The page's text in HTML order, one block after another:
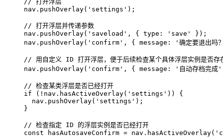
nav . pushOverlay( ' settings ' );
// 打开浮层并传递参数
nav . pushOverlay( ' saveload ' , { type: ' save '
});
nav . pushOverlay( ' confirm ' , { message: ' 确定要退出吗
// 用自定义 ID 打开浮层，便于后续检查某个具体浮层实例是否存
nav . pushOverlay( ' confirm ' , { message: ' 自动存档完成 '
// 检查某类浮层是否已经打开
if ( ! nav . hasActiveOverlay( ' settings ' )) {
nav . pushOverlay( ' settings ' );
}
// 检查指定 ID 的浮层实例是否已经打开
const
hasAutosaveConfirm = nav . hasActiveOverlay( '